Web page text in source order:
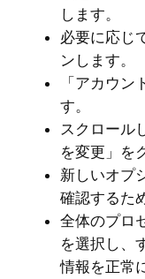
します。
必要に応じ
ンします。
「アカウ
す。
スクロール
を変更」を
新しいオプ
確認するた
全体のプロ
を選択し、
情報を正常